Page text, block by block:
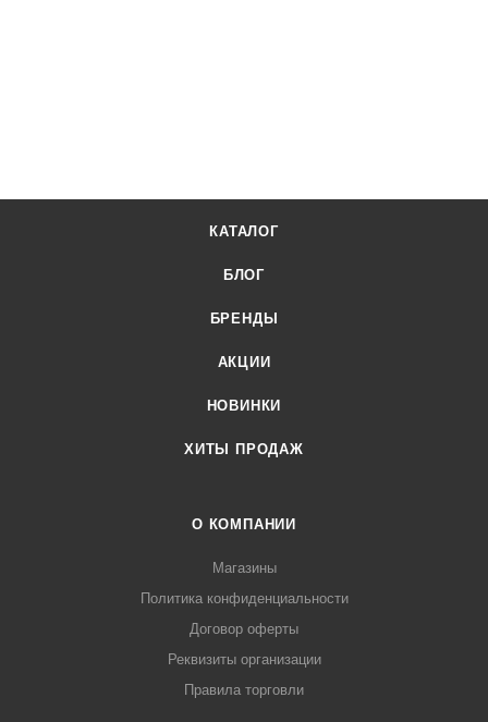
ассортимент, высокое качество товаров и выгодные цены.
всей России, заказать можно по телефону +7 (499) 394-31-
КАТАЛОГ
БЛОГ
БРЕНДЫ
АКЦИИ
НОВИНКИ
ХИТЫ ПРОДАЖ
О КОМПАНИИ
Магазины
Политика конфиденциальности
Договор оферты
Реквизиты организации
Правила торговли